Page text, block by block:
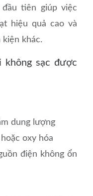
tiên giúp việc
hiệu quả cao và
khác.
không sạc được
dung lượng
oxy hóa
điện không ổn